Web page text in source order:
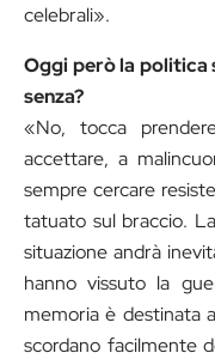
celebrali».
Oggi però la politica
senza?
«No, tocca
accettare, a
sempre cercare
tatuato sul braccio.
situazione andrà
hanno vissuto la
memoria è destinata
scordano facilmente